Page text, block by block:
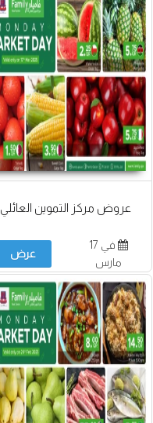
عروض مركز التموين العائلي
في 17
مارس
عرض